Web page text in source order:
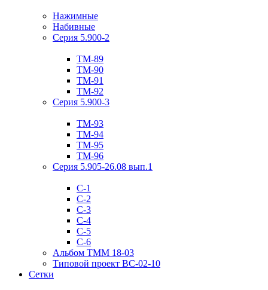
Нажимные
Набивные
Серия 5.900-2
ТМ-89
ТМ-90
ТМ-91
ТМ-92
Серия 5.900-3
ТМ-93
ТМ-94
ТМ-95
ТМ-96
Серия 5.905-26.08 вып.1
С-1
С-2
С-3
С-4
С-5
С-6
Альбом ТММ 18-03
Типовой проект ВС-02-10
Сетки